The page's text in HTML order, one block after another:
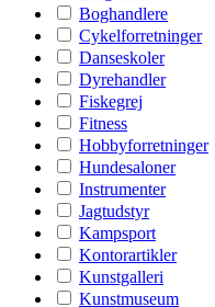
Boghandlere
Cykelforretninger
Danseskoler
Dyrehandler
Fiskegrej
Fitness
Hobbyforretninger
Hundesaloner
Instrumenter
Jagtudstyr
Kampsport
Kontorartikler
Kunstgalleri
Kunstmuseum